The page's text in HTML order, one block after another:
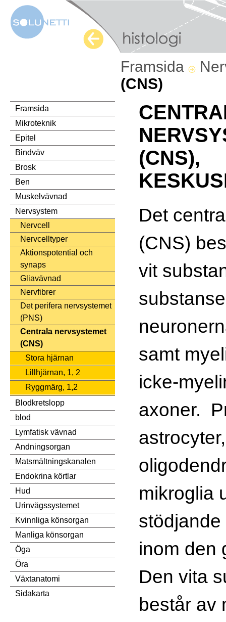
Framsida
(CNS)
Framsida
Mikroteknik
Epitel
Bindväv
Brosk
Ben
Muskelvävnad
Nervsystem
Nervcell
Nervcelltyper
Aktionspotential och
synaps
Gliavävnad
Nervfibrer
Det perifera nervsystemet
(PNS)
Centrala nervsystemet
(CNS)
Stora hjärnan
Lillhjärnan, 1, 2
Ryggmärg, 1,2
Blodkretslopp
blod
Lymfatisk vävnad
Andningsorgan
Matsmältningskanalen
Endokrina körtlar
Hud
Urinvägssystemet
Kvinnliga könsorgan
Manliga könsorgan
Öga
Öra
Växtanatomi
Sidakarta
(CNS),
Det
(CNS)
vit
samt
icke-
axoner.
astrocyter,
mikroglia
inom den
Den vita
består av